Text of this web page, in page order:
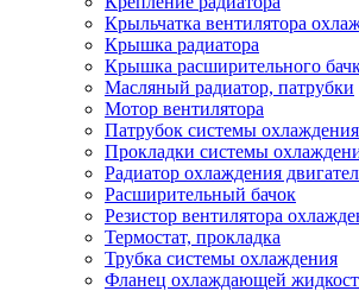
Крыльчатка вентилятора
Крышка радиатора
Крышка расширительного
Масляный радиатор, патрубки
Мотор вентилятора
Патрубок системы охлаждения
Прокладки системы
Радиатор охлаждения
Расширительный бачок
Резистор вентилятора
Термостат, прокладка
Трубка системы охлаждения
Фланец охлаждающей